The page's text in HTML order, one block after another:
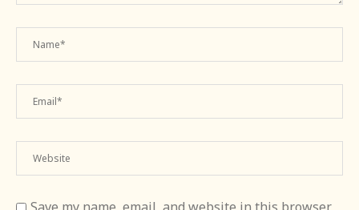
Save my name, email, and website in this browser